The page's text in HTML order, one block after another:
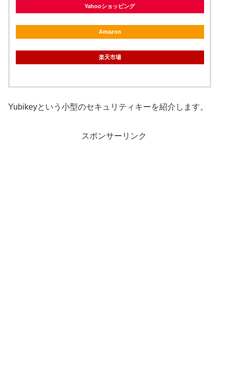
Yahooショッピング
Amazon
楽天市場
Yubikeyという小型のセキュリティキーを紹介します。
スポンサーリンク